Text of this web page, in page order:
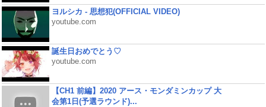
ヨルシカ - 思想犯(OFFICIAL VIDEO)
youtube.com
誕生日おめでとう♡
youtube.com
【CH1 前編】2020 アース・モンダミンカップ 大
会第1日(予選ラウンド)...